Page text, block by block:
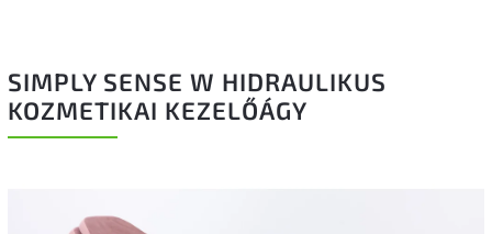
SIMPLY SENSE W HIDRAULIKUS
KOZMETIKAI KEZELŐÁGY